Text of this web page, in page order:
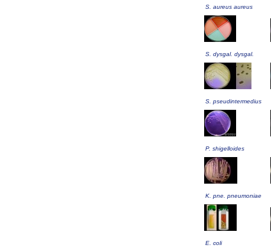
S. aureus aureus
S. dysgal. dysgal.
S. pseudintermedius
P. shigelloides
K. pne. pneumoniae
E. coli